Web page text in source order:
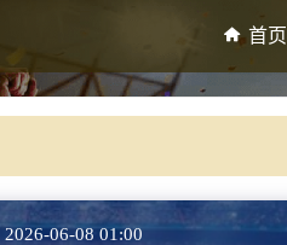
首页
2026-06-08 01:00